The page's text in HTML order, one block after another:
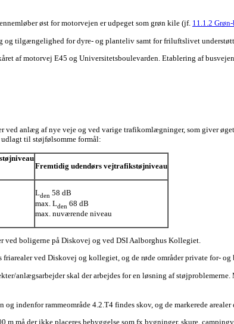
øst for motorvejen er udpeget som grøn kile (jf. 11.1.2
og tilgængelighed for dyre- og planteliv samt for friluftslivet
af motorvej E45 og Universitetsboulevarden. Etablering af
ved anlæg af nye veje og ved varige trafikomlægninger, som giver
til støjfølsomme formål:
Fremtidig udendørs vejtrafikstøjniveau
Lden 58 dB
max. Lden 68 dB
max. nuværende niveau
ved boligerne på Diskovej og ved DSI Aalborghus Kollegiet.
friarealer ved Diskovej og kollegiet, og de røde områder private for-
anlægsarbejder skal der arbejdes for en løsning af
indenfor rammeområde 4.2.T4 findes skov, og de markerede arealer
m må der ikke placeres bebyggelse som fx bygninger, skure,